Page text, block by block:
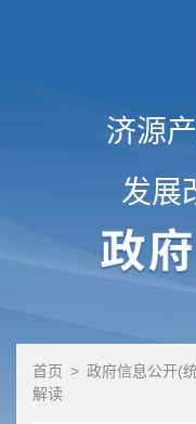
济源
发展
首页 > 政府信息公开(
解读